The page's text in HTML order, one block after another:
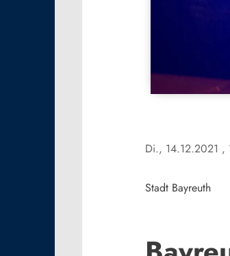
Di., 14.12.2021 ,
Stadt Bayreuth